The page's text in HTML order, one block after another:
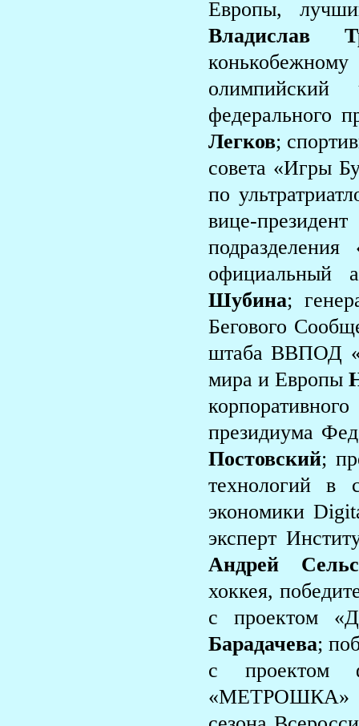
Европы,
Владислав
федерального
Легков;
совета «Игры
по
вице-
официальный
Шубина;
Бегового
штаба ВВПОД
мира и Европы
президиума
Постовский;
технологий в
экономики
эксперт
Андрей
хоккея,
с проектом
Барадачева;
с проектом